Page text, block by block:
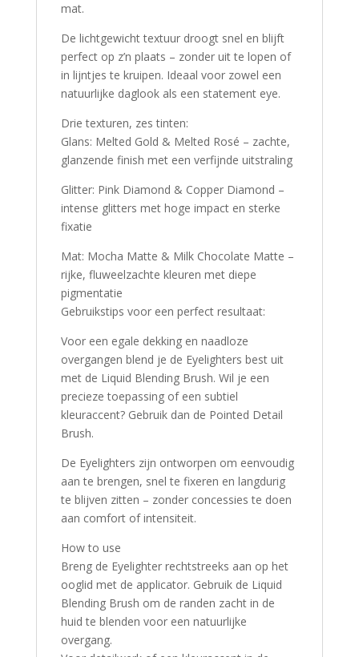
mat.
De lichtgewicht textuur droogt snel en blijft
perfect op z’n plaats – zonder uit te lopen of
in lijntjes te kruipen. Ideaal voor zowel een
natuurlijke daglook als een statement eye.
Drie texturen, zes tinten:
Glans: Melted Gold & Melted Rosé – zachte,
glanzende finish met een verfijnde uitstraling
Glitter: Pink Diamond & Copper Diamond –
intense glitters met hoge impact en sterke
fixatie
Mat: Mocha Matte & Milk Chocolate Matte –
rijke, fluweelzachte kleuren met diepe
pigmentatie
Gebruikstips voor een perfect resultaat:
Voor een egale dekking en naadloze
overgangen blend je de Eyelighters best uit
met de Liquid Blending Brush. Wil je een
precieze toepassing of een subtiel
kleuraccent? Gebruik dan de Pointed Detail
Brush.
De Eyelighters zijn ontworpen om eenvoudig
aan te brengen, snel te fixeren en langdurig
te blijven zitten – zonder concessies te doen
aan comfort of intensiteit.
How to use
Breng de Eyelighter rechtstreeks aan op het
ooglid met de applicator. Gebruik de Liquid
Blending Brush om de randen zacht in de
huid te blenden voor een natuurlijke
overgang.